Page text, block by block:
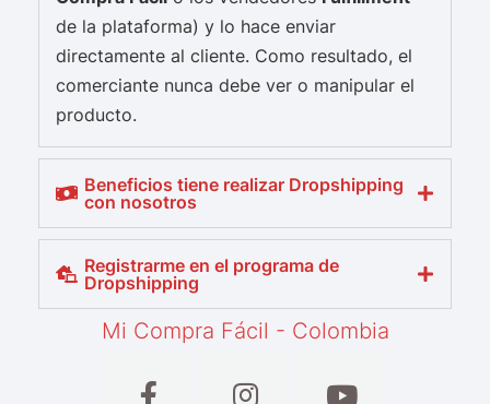
de la plataforma) y lo hace enviar
directamente al cliente. Como resultado, el
comerciante nunca debe ver o manipular el
producto.
Beneficios tiene realizar Dropshipping
con nosotros
Registrarme en el programa de
Dropshipping
Mi Compra Fácil - Colombia